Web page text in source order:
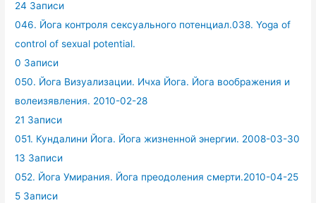
24 Записи
046. Йога контроля сексуального потенциал.038. Yoga of
control of sexual potential.
0 Записи
050. Йога Визуализации. Ичха Йога. Йога воображения и
волеизявления. 2010-02-28
21 Записи
051. Кундалини Йога. Йога жизненной энергии. 2008-03-30
13 Записи
052. Йога Умирания. Йога преодоления смерти.2010-04-25
5 Записи